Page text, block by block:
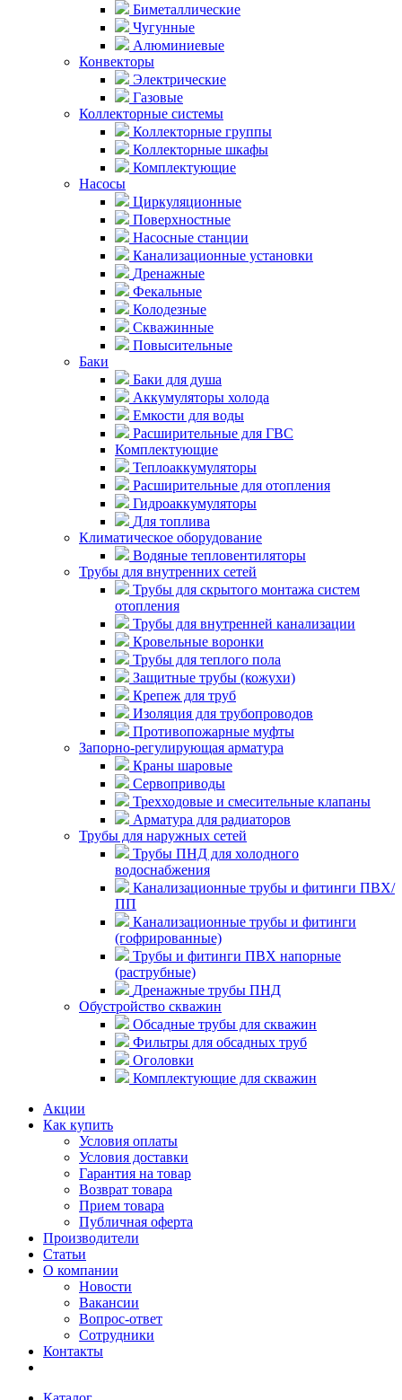
Биметаллические
Чугунные
Алюминиевые
Конвекторы
Электрические
Газовые
Коллекторные системы
Коллекторные группы
Коллекторные шкафы
Комплектующие
Насосы
Циркуляционные
Поверхностные
Насосные станции
Канализационные установки
Дренажные
Фекальные
Колодезные
Скважинные
Повысительные
Баки
Баки для душа
Аккумуляторы холода
Емкости для воды
Расширительные для ГВС
Комплектующие
Теплоаккумуляторы
Расширительные для отопления
Гидроаккумуляторы
Для топлива
Климатическое оборудование
Водяные тепловентиляторы
Трубы для внутренних сетей
Трубы для скрытого монтажа систем
отопления
Трубы для внутренней канализации
Кровельные воронки
Трубы для теплого пола
Защитные трубы (кожухи)
Крепеж для труб
Изоляция для трубопроводов
Противопожарные муфты
Запорно-регулирующая арматура
Краны шаровые
Сервоприводы
Трехходовые и смесительные клапаны
Арматура для радиаторов
Трубы для наружных сетей
Трубы ПНД для холодного
водоснабжения
Канализационные трубы и фитинги ПВХ/
ПП
Канализационные трубы и фитинги
(гофрированные)
Трубы и фитинги ПВХ напорные
(раструбные)
Дренажные трубы ПНД
Обустройство скважин
Обсадные трубы для скважин
Фильтры для обсадных труб
Оголовки
Комплектующие для скважин
Акции
Как купить
Условия оплаты
Условия доставки
Гарантия на товар
Возврат товара
Прием товара
Публичная оферта
Производители
Статьи
О компании
Новости
Вакансии
Вопрос-ответ
Сотрудники
Контакты